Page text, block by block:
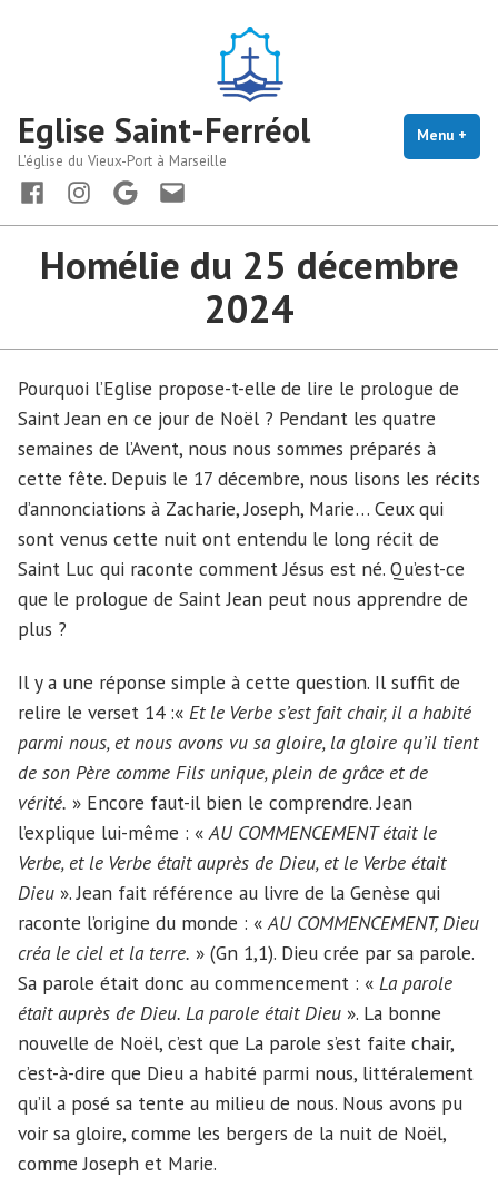
Eglise Saint-Ferréol
L'église du Vieux-Port à Marseille
Menu +
Facebookinstagram
maps
Nous
écrire
Homélie du 25 décembre
2024
Pourquoi l’Eglise propose-t-elle de lire le prologue de
Saint Jean en ce jour de Noël ? Pendant les quatre
semaines de l’Avent, nous nous sommes préparés à
cette fête. Depuis le 17 décembre, nous lisons les récits
d’annonciations à Zacharie, Joseph, Marie… Ceux qui
sont venus cette nuit ont entendu le long récit de
Saint Luc qui raconte comment Jésus est né. Qu’est-ce
que le prologue de Saint Jean peut nous apprendre de
plus ?
Il y a une réponse simple à cette question. Il suffit de
relire le verset 14 :« Et le Verbe s’est fait chair, il a habité
parmi nous, et nous avons vu sa gloire, la gloire qu’il tient
de son Père comme Fils unique, plein de grâce et de
vérité. » Encore faut-il bien le comprendre. Jean
l’explique lui-même : «AU COMMENCEMENT était le
Verbe, et le Verbe était auprès de Dieu, et le Verbe était
Dieu ». Jean fait référence au livre de la Genèse qui
raconte l’origine du monde : «AU COMMENCEMENT, Dieu
créa le ciel et la terre. » (Gn 1,1). Dieu crée par sa parole.
Sa parole était donc au commencement : « La parole
était auprès de Dieu. La parole était Dieu ». La bonne
nouvelle de Noël, c’est que La parole s’est faite chair,
c’est-à-dire que Dieu a habité parmi nous, littéralement
qu’il a posé sa tente au milieu de nous. Nous avons pu
voir sa gloire, comme les bergers de la nuit de Noël,
comme Joseph et Marie.